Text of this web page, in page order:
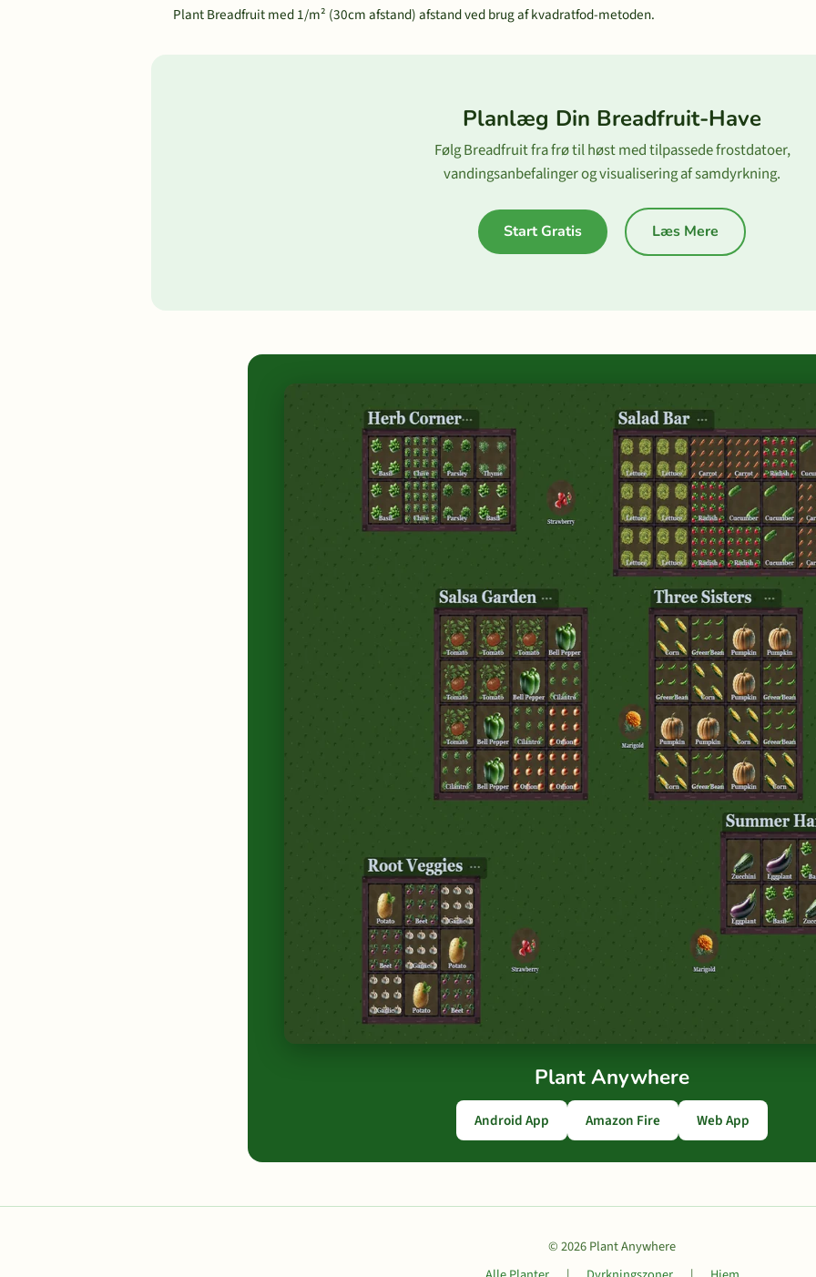
Plant Breadfruit med 1/m² (30cm afstand) afstand ved brug af kvadratfod-metoden.
Planlæg Din Breadfruit-Have
Følg Breadfruit fra frø til høst med tilpassede frostdatoer,
vandingsanbefalinger og visualisering af samdyrkning.
Start Gratis Læs Mere
Plant Anywhere
Android App Amazon Fire Web App
© 2026 Plant Anywhere